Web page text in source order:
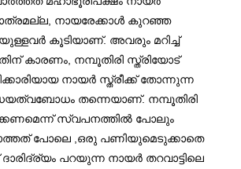
നായരേക്കാള്‍ കുറഞ്ഞ
കൂടിയാണ്‌. അവരും മറിച്ച്
കാരണം, നമ്പൂതിരി സ്ത്രിയോട്
നായര്‍ സ്ത്രീക്ക് തോന്നുന്ന
തന്നെയാണ്‌. നമ്പൂതിരി
സ്വപനത്തില്‍ പോലും
പോലെ ,ഒരു പണിയുമെടുക്കാതെ
പറയുന്ന നായര്‍ തറവാട്ടിലെ